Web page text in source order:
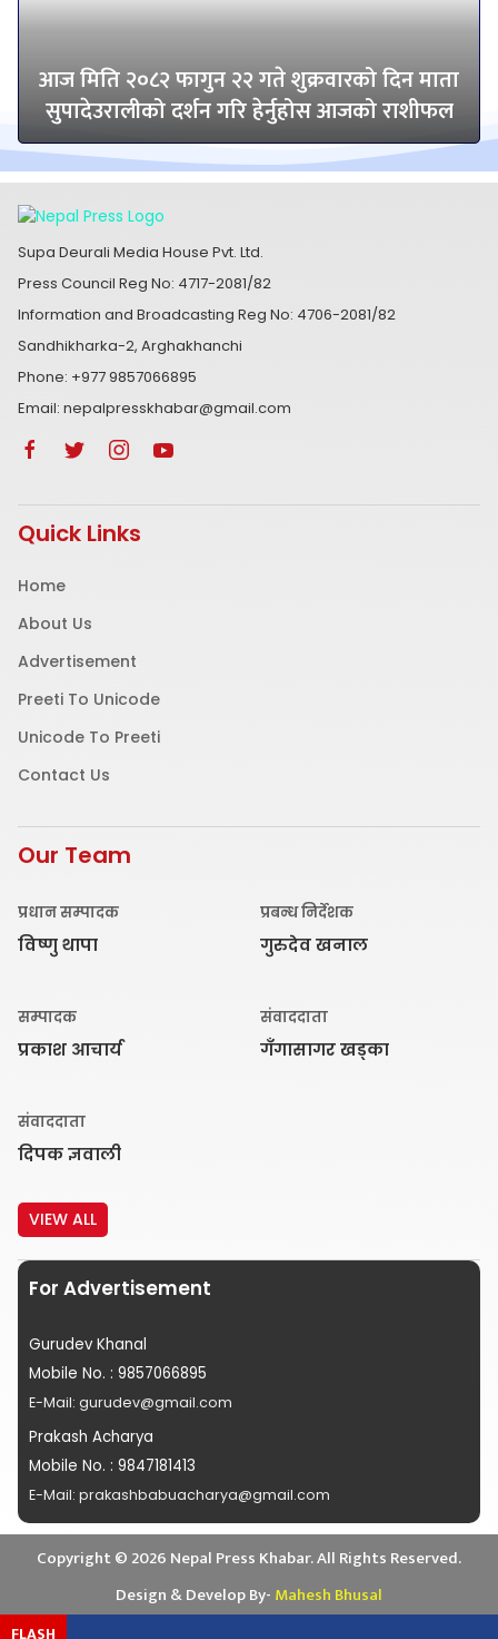
आज मिति २०८२ फागुन २२ गते शुक्रवारको दिन माता
सुपादेउरालीको दर्शन गरि हेर्नुहोस आजको राशीफल
Supa Deurali Media House Pvt. Ltd.
Press Council Reg No: 4717-2081/82
Information and Broadcasting Reg No: 4706-2081/82
Sandhikharka-2, Arghakhanchi
Phone: +977 9857066895
Email: nepalpresskhabar@gmail.com
Quick Links
Home
About Us
Advertisement
Preeti To Unicode
Unicode To Preeti
Contact Us
Our Team
प्रधान सम्पादक
विष्णु थापा
प्रबन्ध निर्देशक
गुरुदेव खनाल
सम्पादक
प्रकाश आचार्य
संवाददाता
गँगासागर खड्का
संवाददाता
दिपक ज्ञवाली
VIEW ALL
For Advertisement
Gurudev Khanal
Mobile No. : 9857066895
E-Mail: gurudev@gmail.com
Prakash Acharya
Mobile No. : 9847181413
E-Mail: prakashbabuacharya@gmail.com
Copyright © 2026 Nepal Press Khabar. All Rights Reserved.
Design & Develop By- Mahesh Bhusal